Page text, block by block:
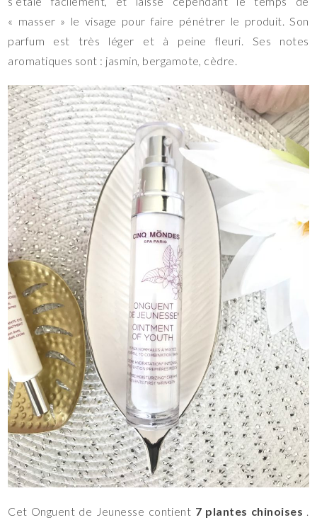
« masser » le visage pour faire pénétrer le produit. Son
parfum est très léger et à peine fleuri. Ses notes
aromatiques sont : jasmin, bergamote, cèdre.
Cet Onguent de Jeunesse contient 7 plantes chinoises .